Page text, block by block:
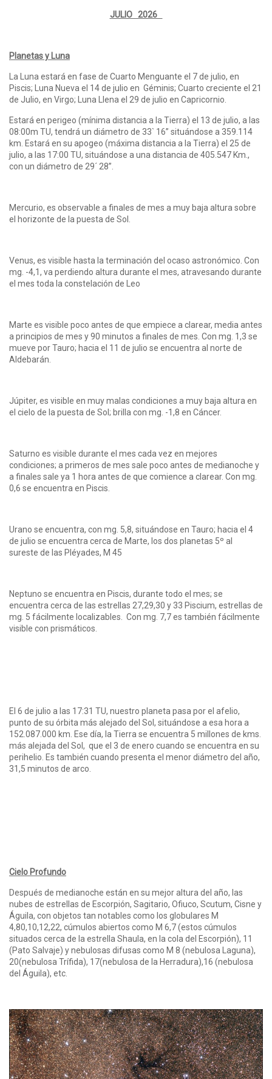
JULIO 2026
Planetas y Luna
La Luna estará en fase de Cuarto Menguante el 7 de julio, en
Piscis; Luna Nueva el 14 de julio en Géminis; Cuarto creciente el 21
de Julio, en Virgo; Luna Llena el 29 de julio en Capricornio.
Estará en perigeo (mínima distancia a la Tierra) el 13 de julio, a las
08:00m TU, tendrá un diámetro de 33` 16” situándose a 359.114
km. Estará en su apogeo (máxima distancia a la Tierra) el 25 de
julio, a las 17:00 TU, situándose a una distancia de 405.547 Km.,
con un diámetro de 29´ 28”.
Mercurio, es observable a finales de mes a muy baja altura sobre
el horizonte de la puesta de Sol.
Venus, es visible hasta la terminación del ocaso astronómico. Con
mg. -4,1, va perdiendo altura durante el mes, atravesando durante
el mes toda la constelación de Leo
Marte es visible poco antes de que empiece a clarear, media antes
a principios de mes y 90 minutos a finales de mes. Con mg. 1,3 se
mueve por Tauro; hacia el 11 de julio se encuentra al norte de
Aldebarán.
Júpiter, es visible en muy malas condiciones a muy baja altura en
el cielo de la puesta de Sol; brilla con mg. -1,8 en Cáncer.
Saturno es visible durante el mes cada vez en mejores
condiciones; a primeros de mes sale poco antes de medianoche y
a finales sale ya 1 hora antes de que comience a clarear. Con mg.
0,6 se encuentra en Piscis.
Urano se encuentra, con mg. 5,8, situándose en Tauro; hacia el 4
de julio se encuentra cerca de Marte, los dos planetas 5º al
sureste de las Pléyades, M 45
Neptuno se encuentra en Piscis, durante todo el mes; se
encuentra cerca de las estrellas 27,29,30 y 33 Piscium, estrellas de
mg. 5 fácilmente localizables. Con mg. 7,7 es también fácilmente
visible con prismáticos.
El 6 de julio a las 17:31 TU, nuestro planeta pasa por el afelio,
punto de su órbita más alejado del Sol, situándose a esa hora a
152.087.000 km. Ese día, la Tierra se encuentra 5 millones de kms.
más alejada del Sol, que el 3 de enero cuando se encuentra en su
perihelio. Es también cuando presenta el menor diámetro del año,
31,5 minutos de arco.
Cielo Profundo
Después de medianoche están en su mejor altura del año, las
nubes de estrellas de Escorpión, Sagitario, Ofiuco, Scutum, Cisne y
Águila, con objetos tan notables como los globulares M
4,80,10,12,22, cúmulos abiertos como M 6,7 (estos cúmulos
situados cerca de la estrella Shaula, en la cola del Escorpión), 11
(Pato Salvaje) y nebulosas difusas como M 8 (nebulosa Laguna),
20(nebulosa Trífida), 17(nebulosa de la Herradura),16 (nebulosa
del Águila), etc.